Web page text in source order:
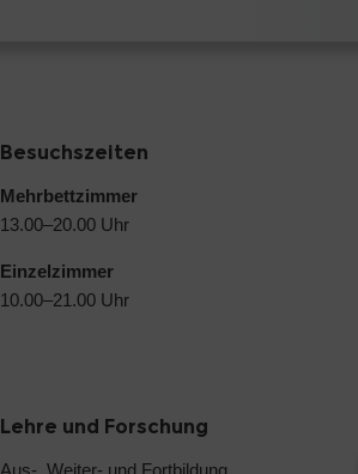
Besuchszeiten
Mehrbettzimmer
13.00–20.00 Uhr
Einzelzimmer
10.00–21.00 Uhr
Lehre und Forschung
Aus-, Weiter- und Fortbildung